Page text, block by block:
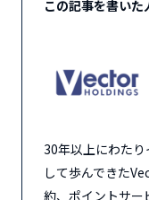
この記事を書いた
30年以上にわた
して歩んできた
約、ポイントサー